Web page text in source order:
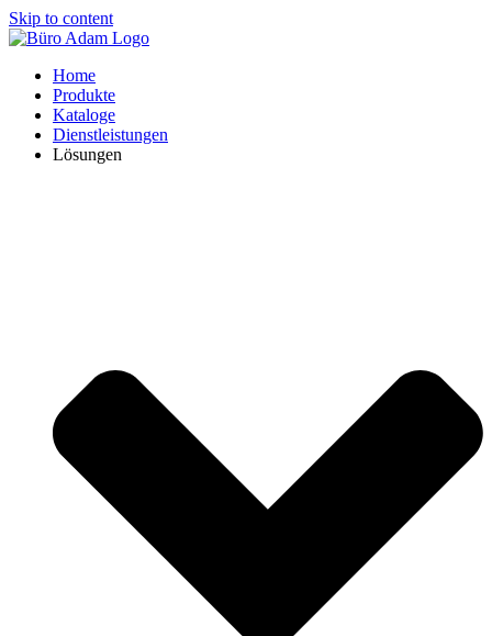
Skip to content
Home
Produkte
Kataloge
Dienstleistungen
Lösungen